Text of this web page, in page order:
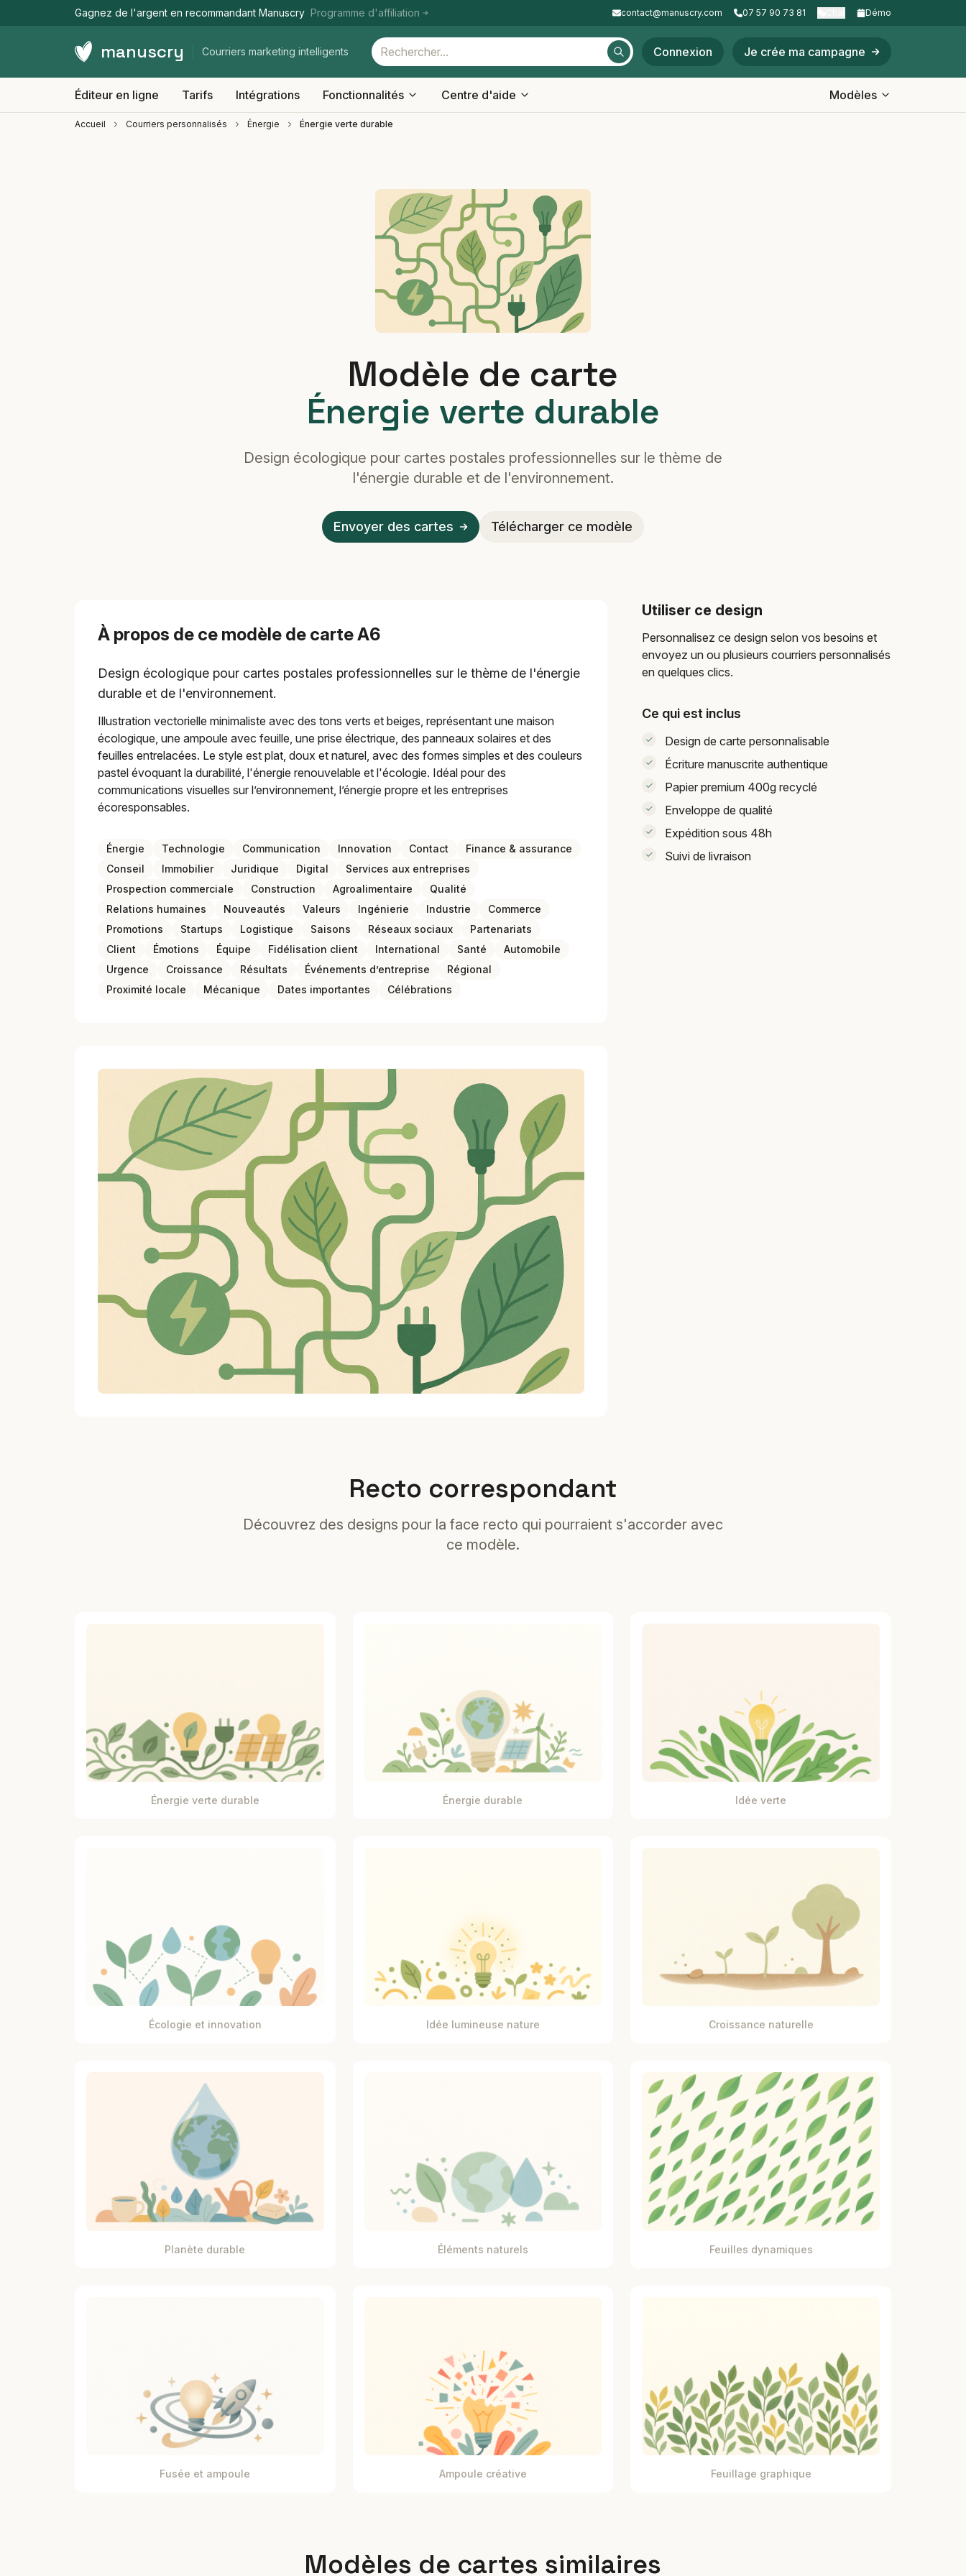
Gagnez de l'argent en recommandant Manuscry Programme d'affiliation contact@manuscry.com 07 57 90 73 81 Démo
manuscry Courriers marketing intelligents Connexion Je crée ma campagne
Éditeur en ligne Tarifs Intégrations Fonctionnalités Centre d'aide Modèles
Accueil Courriers personnalisés Énergie Énergie verte durable
Modèle de carte
Énergie verte durable
Design écologique pour cartes postales professionnelles sur le thème de
l'énergie durable et de l'environnement.
Envoyer des cartes Télécharger ce modèle
À propos de ce modèle de carte A6
Design écologique pour cartes postales professionnelles sur le thème de l'énergie
durable et de l'environnement.
Illustration vectorielle minimaliste avec des tons verts et beiges, représentant une maison
écologique, une ampoule avec feuille, une prise électrique, des panneaux solaires et des
feuilles entrelacées. Le style est plat, doux et naturel, avec des formes simples et des couleurs
pastel évoquant la durabilité, l'énergie renouvelable et l'écologie. Idéal pour des
communications visuelles sur l’environnement, l’énergie propre et les entreprises
écoresponsables.
Énergie Technologie Communication Innovation Contact
Finance & assurance
Conseil
Immobilier Juridique Digital
Services aux entreprises
Prospection commerciale
Construction Agroalimentaire
Qualité
Relations humaines
Nouveautés Valeurs Ingénierie Industrie
Commerce
Promotions
Startups Logistique Saisons Réseaux sociaux
Partenariats
Client
Émotions Équipe Fidélisation client International Santé
Automobile
Urgence
Croissance Résultats Événements d’entreprise
Régional
Proximité locale
Mécanique Dates importantes Célébrations
Utiliser ce design
Personnalisez ce design selon vos besoins et
envoyez un ou plusieurs courriers personnalisés
en quelques clics.
Ce qui est inclus
Design de carte personnalisable
Écriture manuscrite authentique
Papier premium 400g recyclé
Enveloppe de qualité
Expédition sous 48h
Suivi de livraison
Recto correspondant
Découvrez des designs pour la face recto qui pourraient s'accorder avec
ce modèle.
Énergie verte durable Énergie durable Idée verte
Écologie et innovation Idée lumineuse nature Croissance naturelle
Planète durable Éléments naturels Feuilles dynamiques
Fusée et ampoule Ampoule créative Feuillage graphique
Modèles de cartes similaires